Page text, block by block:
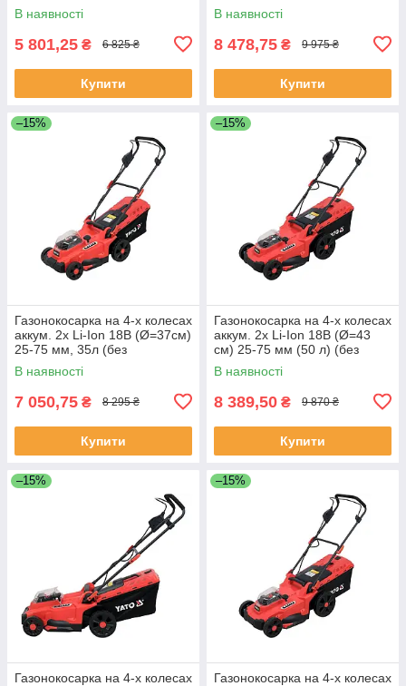
В наявності
5 801,25 ₴ 6 825 ₴
Купити
В наявності
8 478,75 ₴ 9 975 ₴
Купити
–15%
Газонокосарка на 4-х колесах
аккум. 2х Li-Ion 18В (Ø=37см)
25-75 мм, 35л (без
акумулятора і зарядного
пристрою) Yato YT-85223
В наявності
7 050,75 ₴ 8 295 ₴
Купити
–15%
Газонокосарка на 4-х колесах
аккум. 2х Li-Ion 18В (Ø=43
см) 25-75 мм (50 л) (без
аккум і ЗП) Yato YT-85225
В наявності
8 389,50 ₴ 9 870 ₴
Купити
–15%
Газонокосарка на 4-х колесах
–15%
Газонокосарка на 4-х колесах